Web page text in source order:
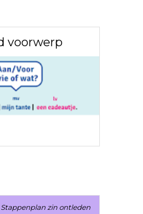
voorwerp
Stappenplan zin ontleden